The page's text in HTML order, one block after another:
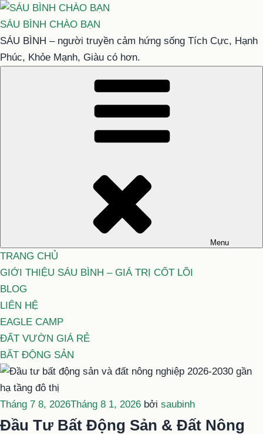
Chuyển
đến
phần
nội
SÁU BÌNH CHÀO BẠN
SÁU BÌNH – người truyền cảm hứng sống Tích Cực, Hạnh
Phúc, Khỏe Mạnh, Giàu có hơn.
Menu
TRANG CHỦ
GIỚI THIỆU SÁU BÌNH – GIÁ TRỊ CỐT LÕI
BLOG
LIÊN HỆ
EAGLE CAMP
ĐẤT VƯỜN GIÁ RẺ
BẤT ĐỘNG SẢN
Đăng
trong
Tháng 7 8, 2026Tháng 8 1, 2026 bởi saubinh
Đầu Tư Bất Động Sản & Đất Nông